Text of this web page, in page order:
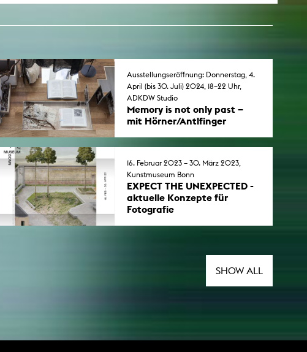
Ausstellungseröffnung: Donnerstag, 4.
April (bis 30. Juli) 2024, 18–22 Uhr,
ADKDW Studio
Memory is not only past –
mit Hörner/Antlfinger
Aleryani, Barış Doğrusöz und Anna
Zett in der Akademie der Künste
der Welt (ADKDW) aus.
16. Februar 2023 – 30. März 2023,
Kunstmuseum Bonn
EXPECT THE UNEXPECTED -
aktuelle Konzepte für
Fotografie
Philipp Goldbach, Achim Mohné,
Johannes Post. In der ReiheSHOW ALL